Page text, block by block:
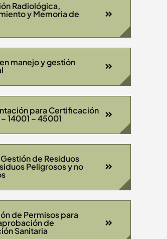
Radiológica,
y Memoria de
manejo y gestión
para Certificación
14001 – 45001
de Residuos
Peligrosos y no
de Permisos para
de
Sanitaria